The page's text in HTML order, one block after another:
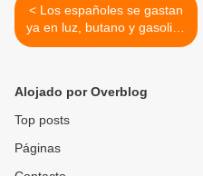
< Los españoles se gastan
ya en luz, butano y gasolina
más que en bares
Alojado por Overblog
Top posts
Páginas